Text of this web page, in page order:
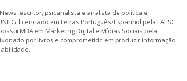
News, escritor, psicanalista e analista de política e
licenciado em Letras Português/Espanhol pela FAESC,
MBA em Marketing Digital e Mídias Sociais pela
por livros e comprometido em produzir informação